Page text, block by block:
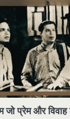
जो प्रेम और